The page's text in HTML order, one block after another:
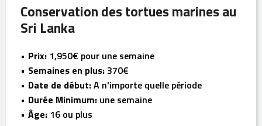
Conservation des tortues marines au
Sri Lanka
Prix: 1,950€ pour une semaine
Semaines en plus:370€
Date de début:A n'importe quelle période
Durée Minimum: une semaine
Âge: 16 ou plus